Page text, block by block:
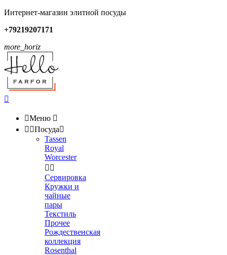
Интернет-магазин элитной посуды
+79219207171
more_horiz

Меню 
 Посуда
Tassen
Royal
Worcester
 
Сервировка
Кружки и
чайные
пары
Текстиль
Прочее
Рождественская
коллекция
Rosenthal